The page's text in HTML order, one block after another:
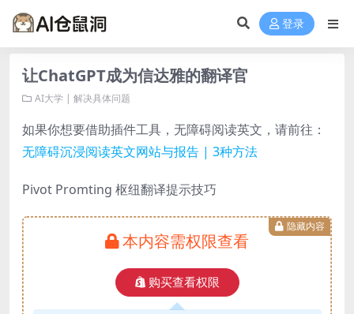
登录
让ChatGPT成为信达雅的翻译官
AI大学 | 解决具体问题
如果你想要借助插件工具，无障碍阅读英文，请前往：
无障碍沉浸阅读英文网站与报告 | 3种方法
Pivot Promting 枢纽翻译提示技巧
隐藏内容
本内容需权限查看
购买查看权限